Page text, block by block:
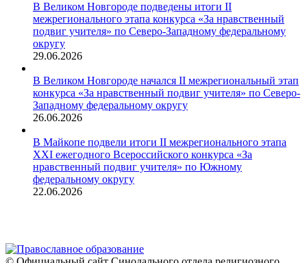
В Великом Новгороде подведены итоги II
межрегионального этапа конкурса «За нравственный
подвиг учителя» по Северо-Западному федеральному
округу
29.06.2026
В Великом Новгороде начался II межрегиональный этап
конкурса «За нравственный подвиг учителя» по Северо-
Западному федеральному округу
26.06.2026
В Майкопе подвели итоги II межрегионального этапа
XXI ежегодного Всероссийского конкурса «За
нравственный подвиг учителя» по Южному
федеральному округу
22.06.2026